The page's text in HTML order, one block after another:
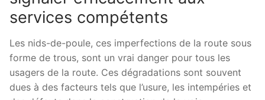
services compétents
Les nids-de-poule, ces imperfections de la route sous
forme de trous, sont un vrai danger pour tous les
usagers de la route. Ces dégradations sont souvent
dues à des facteurs tels que l’usure, les intempéries et